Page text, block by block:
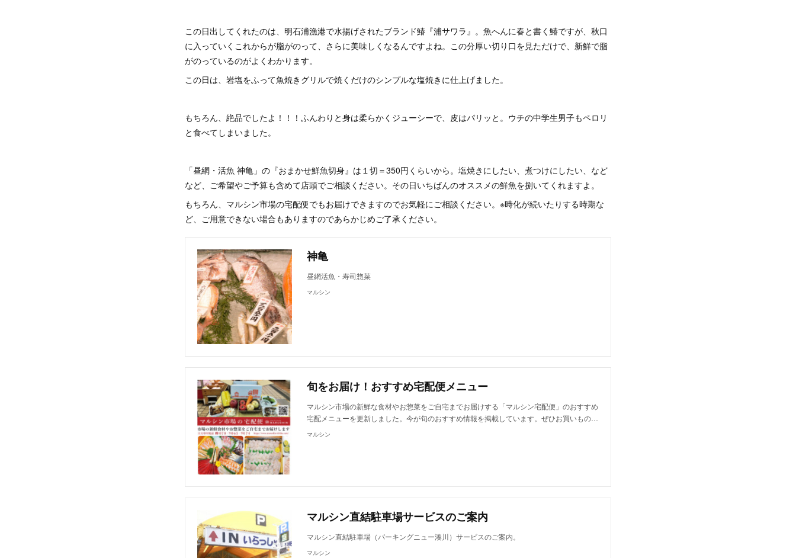
この日出してくれたのは、明石浦漁港で水揚げされたブランド鰆『浦サワラ』。魚へんに春と書く鰆ですが、秋口
に入っていくこれからが脂がのって、さらに美味しくなるんですよね。この分厚い切り口を見ただけで、新鮮で脂
がのっているのがよくわかります。
この日は、岩塩をふって魚焼きグリルで焼くだけのシンプルな塩焼きに仕上げました。
もちろん、絶品でしたよ！！！ふんわりと身は柔らかくジューシーで、皮はパリッと。ウチの中学生男子もペロリ
と食べてしまいました。
「昼網・活魚 神亀」の『おまかせ鮮魚切身』は１切＝350円くらいから。塩焼きにしたい、煮つけにしたい、など
など、ご希望やご予算も含めて店頭でご相談ください。その日いちばんのオススメの鮮魚を捌いてくれますよ。
もちろん、マルシン市場の宅配便でもお届けできますのでお気軽にご相談ください。※時化が続いたりする時期な
ど、ご用意できない場合もありますのであらかじめご了承ください。
神亀
昼網活魚・寿司惣菜
マルシン
旬をお届け！おすすめ宅配便メニュー
マルシン市場の新鮮な食材やお惣菜をご自宅までお届けする「マルシン宅配便」のおすすめ
宅配メニューを更新しました。今が旬のおすすめ情報を掲載しています。ぜひお買いもの…
マルシン
マルシン直結駐車場サービスのご案内
マルシン直結駐車場（パーキングニュー湊川）サービスのご案内。
マルシン